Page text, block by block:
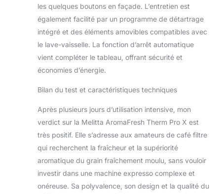
les quelques boutons en façade. L’entretien est
également facilité par un programme de détartrage
intégré et des éléments amovibles compatibles avec
le lave-vaisselle. La fonction d’arrêt automatique
vient compléter le tableau, offrant sécurité et
économies d’énergie.
Bilan du test et caractéristiques techniques
Après plusieurs jours d’utilisation intensive, mon
verdict sur la Melitta AromaFresh Therm Pro X est
très positif. Elle s’adresse aux amateurs de café filtre
qui recherchent la fraîcheur et la supériorité
aromatique du grain fraîchement moulu, sans vouloir
investir dans une machine expresso complexe et
onéreuse. Sa polyvalence, son design et la qualité du